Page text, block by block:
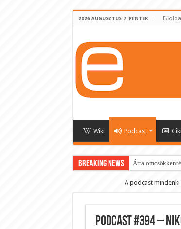
2026 AUGUSZTUS 7. PÉNTEK Főoldal
Wiki Podcast
BREAKING NEWS
E-cigi használati
Android Podcast
A podcast
Podcast #394 –